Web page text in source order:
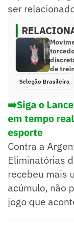
ser
de
Seleção Brasileira
➡️Siga o
em tempo
esporte
Contra a
Eliminatórias
recebeu mais
acúmulo, não
jogo que